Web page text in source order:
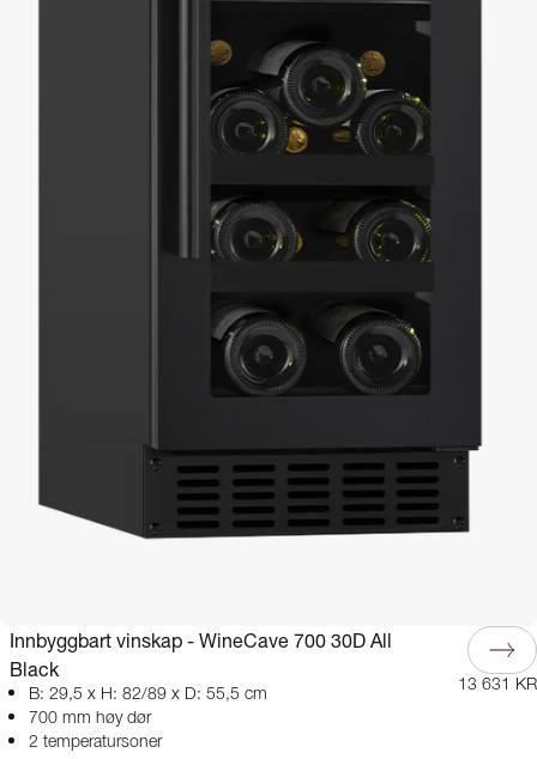
Innbyggbart vinskap - WineCave 700 30D All
Black
B: 29,5 x H: 82/89 x D: 55,5 cm
700 mm høy dør
2 temperatursoner
13 631 KR